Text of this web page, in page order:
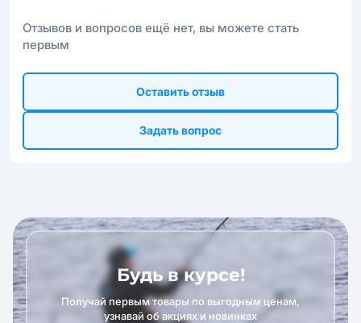
Отзывов и вопросов ещё нет, вы можете стать
первым
Оставить отзыв
Задать вопрос
Будь в курсе!
Получай первым товары по выгодным ценам,
узнавай об акциях и новинках